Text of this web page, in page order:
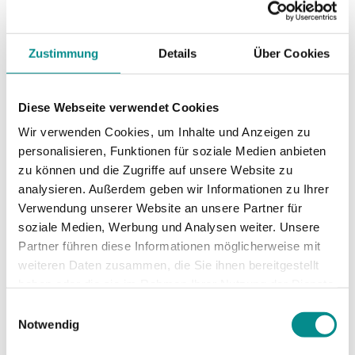
Zustimmung Details Über Cookies
Diese Webseite verwendet Cookies
Wir verwenden Cookies, um Inhalte und Anzeigen zu
personalisieren, Funktionen für soziale Medien anbieten
zu können und die Zugriffe auf unsere Website zu
analysieren. Außerdem geben wir Informationen zu Ihrer
Verwendung unserer Website an unsere Partner für
soziale Medien, Werbung und Analysen weiter. Unsere
Partner führen diese Informationen möglicherweise mit
weiteren Daten zusammen, die Sie ihnen bereitgestellt
Notwendig
Praktische Empfehlungen
für Ihren Verkauf
Beginnen Sie mit der Vorbereitung des Verkaufs
rechtzeitig. Sammeln Sie alle relevanten
Unterlagen, lassen Sie eine professionelle
Wertermittlung durchführen und planen Sie
ausreichend Zeit für die Vermarktung ein. Ein gut
vorbereiteter Verkauf erzielt in der Regel bessere
Den regionalen Markt kennen